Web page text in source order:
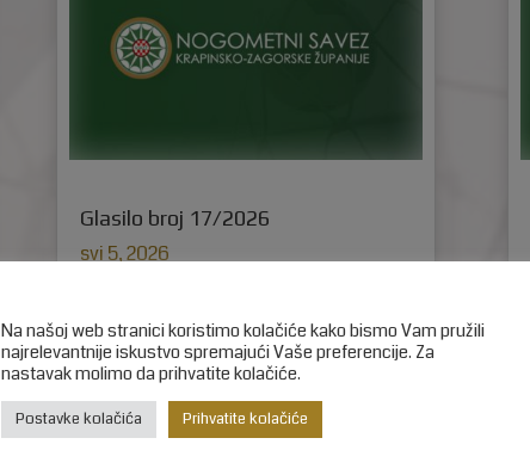
Glasilo broj 17/2026
svi 5, 2026
Na našoj web stranici koristimo kolačiće kako bismo Vam pružili
najrelevantnije iskustvo spremajući Vaše preferencije. Za
nastavak molimo da prihvatite kolačiće.
Postavke kolačića Prihvatite kolačiće